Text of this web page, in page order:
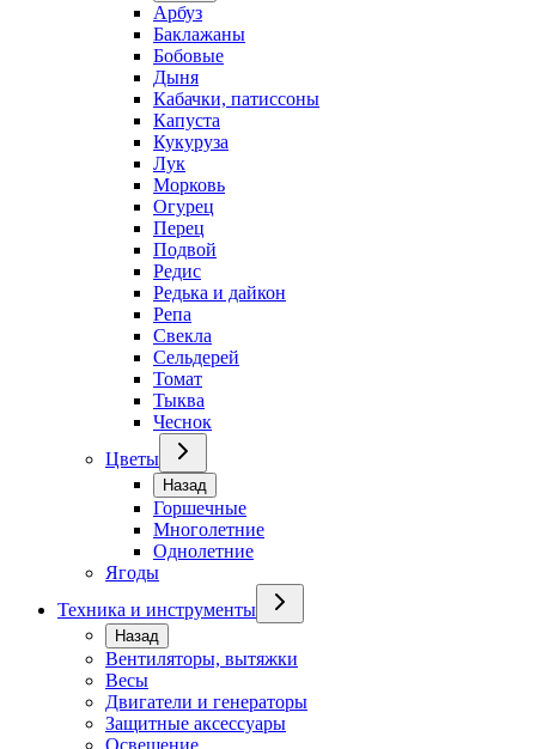
Арбуз
Баклажаны
Бобовые
Дыня
Кабачки, патиссоны
Капуста
Кукуруза
Лук
Морковь
Огурец
Перец
Подвой
Редис
Редька и дайкон
Репа
Свекла
Сельдерей
Томат
Тыква
Чеснок
Цветы
Назад
Горшечные
Многолетние
Однолетние
Ягоды
Техника и инструменты
Назад
Вентиляторы, вытяжки
Весы
Двигатели и генераторы
Защитные аксессуары
Освещение